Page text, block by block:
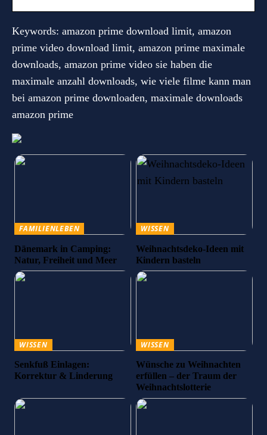
Keywords: amazon prime download limit, amazon
prime video download limit, amazon prime maximale
downloads, amazon prime video sie haben die
maximale anzahl downloads, wie viele filme kann man
bei amazon prime downloaden, maximale downloads
amazon prime
FAMILIENLEBEN
Dänemark in Camping:
Natur, Freiheit und Meer
WISSEN
Weihnachtsdeko-Ideen mit
Kindern basteln
WISSEN
Senkfuß Einlagen:
Korrektur & Linderung
WISSEN
Wünsche zu Weihnachten
erfüllen – der Traum der
Weihnachtslotterie